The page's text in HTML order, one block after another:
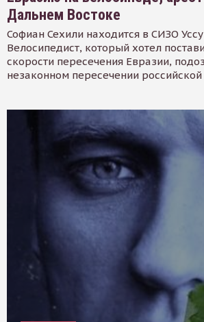
Дальнем Востоке
Софиан Сехили находится в СИЗО
Велосипедист, который хотел
скорости пересечения Евразии,
незаконном пересечении